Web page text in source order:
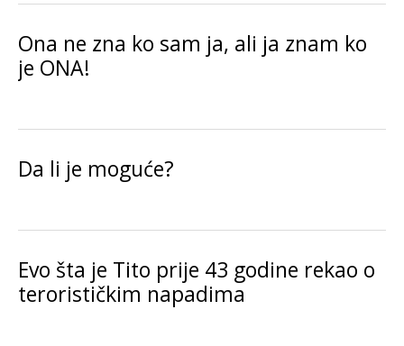
Ona ne zna ko sam ja, ali ja znam ko
je ONA!
Da li je moguće?
Evo šta je Tito prije 43 godine rekao o
terorističkim napadima